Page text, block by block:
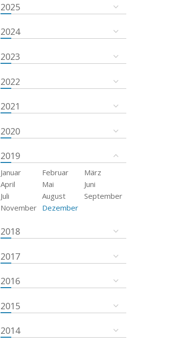
2025
2024
2023
2022
2021
2020
2019
Januar Februar
März
April
Mai
Juni
Juli
August
September
November
Dezember
2018
2017
2016
2015
2014